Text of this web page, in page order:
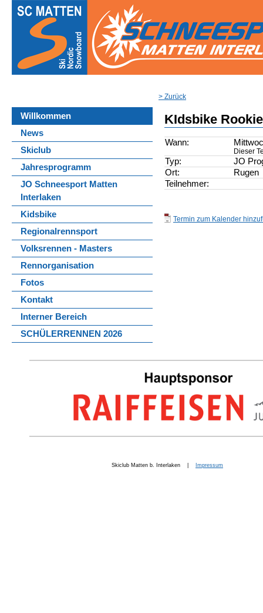
Willkommen
News
Skiclub
Jahresprogramm
JO Schneesport Matten
Interlaken
Kidsbike
Regionalrennsport
Volksrennen - Masters
Rennorganisation
Fotos
Kontakt
Interner Bereich
SCHÜLERRENNEN 2026
> Zurück
KIdsbike
Wann:
Dieser
Typ:
JO
Ort:
Rugen
Teilnehmer:
Termin zum Kalender
Skiclub Matten b. Interlaken | Impressum